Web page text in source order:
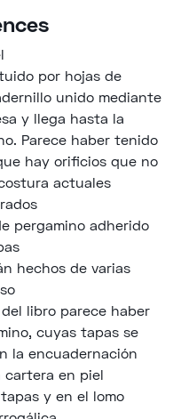
por hojas de
unido mediante
y llega hasta la
Parece haber tenido
hay orificios que no
actuales
pergamino adherido
hechos de varias
libro parece haber
cuyas tapas se
la encuadernación
en piel
y en el lomo